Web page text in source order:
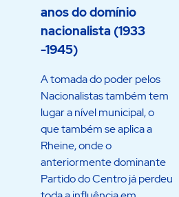
anos do domínio
nacionalista (1933
-1945)
A tomada do poder pelos
Nacionalistas também tem
lugar a nível municipal, o
que também se aplica a
Rheine, onde o
anteriormente dominante
Partido do Centro já perdeu